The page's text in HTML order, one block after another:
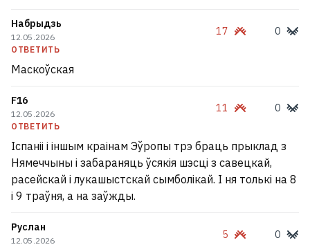
Набрыдзь
12.05.2026
ОТВЕТИТЬ
17 0
Маскоўская
F16
12.05.2026
ОТВЕТИТЬ
11 0
Іспаніі і іншым краінам Эўропы трэ браць прыклад з
Нямеччыны і забараняць ўсякія шэсці з савецкай,
расейскай і лукашыстскай сымболікай. І ня толькі на 8
і 9 траўня, а на заўжды.
Руслан
12.05.2026
5 0